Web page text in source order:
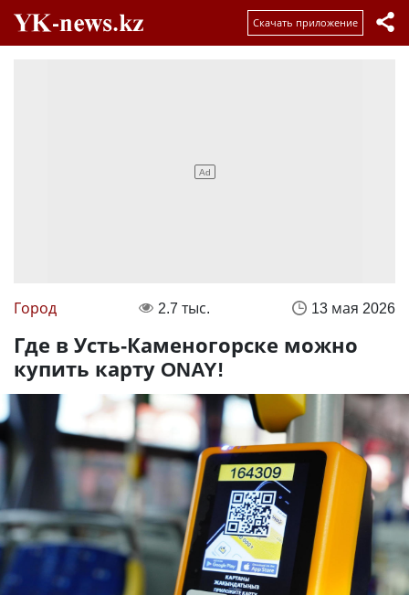
Скачать приложение
Город 2.7 тыс. 13 мая 2026
Где в Усть-Каменогорске можно
купить карту ONAY!